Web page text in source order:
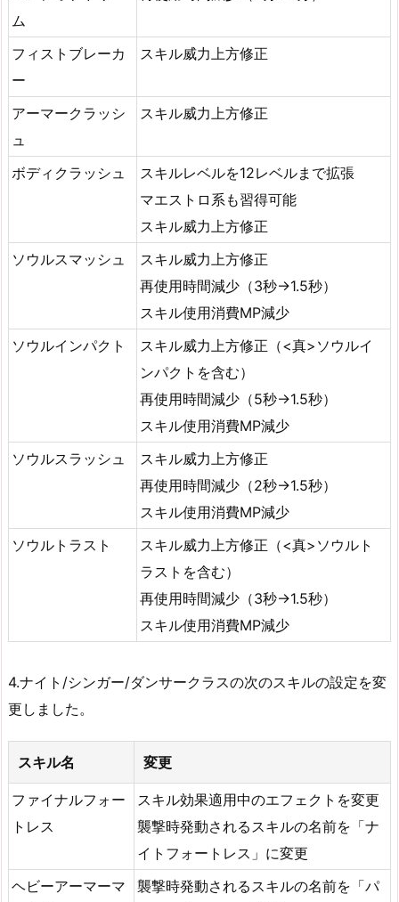
ム
フィストブレーカ
ー
スキル威力上方修正
アーマークラッシ
ュ
スキル威力上方修正
ボディクラッシュ
スキルレベルを12レベルまで拡張
マエストロ系も習得可能
スキル威力上方修正
ソウルスマッシュ
スキル威力上方修正
再使用時間減少（3秒→1.5秒）
スキル使用消費MP減少
ソウルインパクト
スキル威力上方修正（<真>ソウルイ
ンパクトを含む）
再使用時間減少（5秒→1.5秒）
スキル使用消費MP減少
ソウルスラッシュ
スキル威力上方修正
再使用時間減少（2秒→1.5秒）
スキル使用消費MP減少
ソウルトラスト
スキル威力上方修正（<真>ソウルト
ラストを含む）
再使用時間減少（3秒→1.5秒）
スキル使用消費MP減少
4.ナイト/シンガー/ダンサークラスの次のスキルの設定を変
更しました。
スキル名 変更
ファイナルフォー
トレス
スキル効果適用中のエフェクトを変更
襲撃時発動されるスキルの名前を「ナ
イトフォートレス」に変更
ヘビーアーマーマ
襲撃時発動されるスキルの名前を「パ